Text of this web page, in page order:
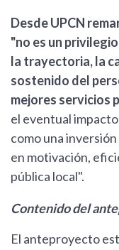
Desde UPCN
"no es un
la trayectoria, la
sostenido del
mejores servicios
el eventual
como una
en motivación,
pública local".
Contenido del
El anteproyecto